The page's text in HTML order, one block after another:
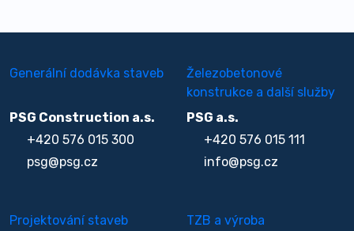
Generální dodávka staveb
PSG Construction a.s.
+420 576 015 300
psg@psg.cz
Železobetonové
konstrukce a další služby
PSG a.s.
+420 576 015 111
info@psg.cz
Projektování staveb
TZB a výroba